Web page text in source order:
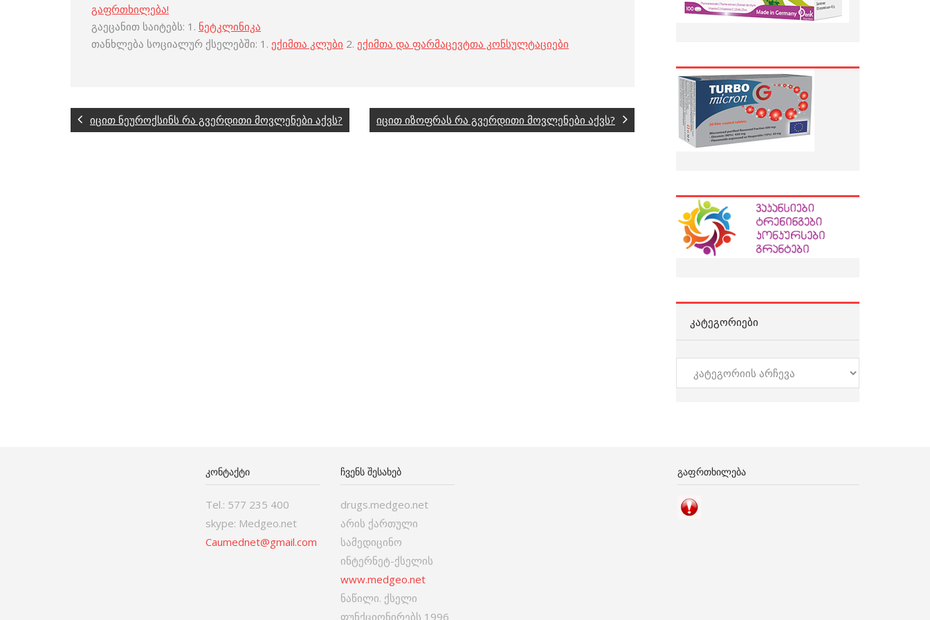
გაფრთხილება!
გაეცანით საიტებს: 1. ნეტკლინიკა
თანხლება სოციალურ ქსელებში: 1. ექიმთა კლუბი 2. ექიმთა და ფარმაცევტთა კონსულტაციები
იცით ნეუროქსინს რა გვერდითი მოვლენები აქვს? იცით იზოფრას რა გვერდითი მოვლენები აქვს?
ᲙᲐᲢᲔᲒᲝᲠᲘᲔᲑᲘ
კატეგორიები
ᲙᲝᲜᲢᲐᲥᲢᲘ
Tel.: 577 235 400
skype: Medgeo.net
Caumednet@gmail.com
ᲩᲕᲔᲜᲡ ᲨᲔᲡᲐᲮᲔᲑ
drugs.medgeo.net
არის ქართული
სამედიცინო
ინტერნეტ-ქსელის
www.medgeo.net
ნაწილი. ქსელი
ფუნქციონირებს 1996
ᲒᲐᲤᲠᲗᲮᲘᲚᲔᲑᲐ